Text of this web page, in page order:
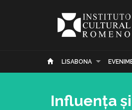
LISABONA
Influența